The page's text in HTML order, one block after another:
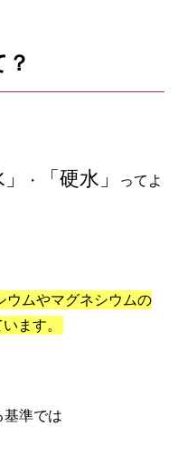
・ 「硬水」
ってよ
ウムやマグネシウムの
ます。
基準では